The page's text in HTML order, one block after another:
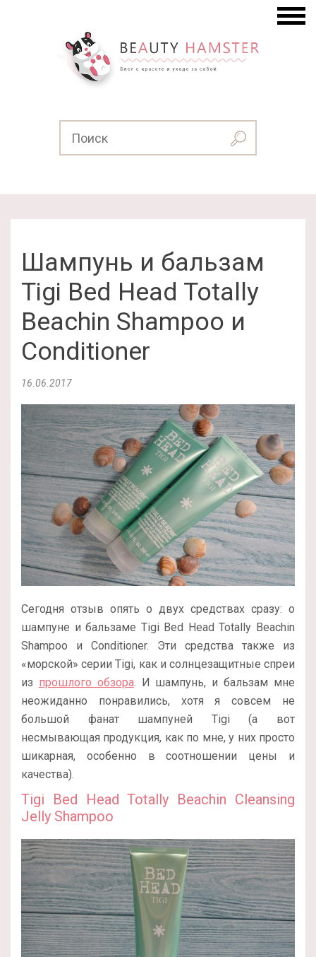
Шампунь и бальзам
Tigi Bed Head Totally
Beachin Shampoo и
Conditioner
16.06.2017
Сегодня отзыв опять о двух средствах сразу: о
шампуне и бальзаме Tigi Bed Head Totally Beachin
Shampoo и Conditioner. Эти средства также из
«морской» серии Tigi, как и солнцезащитные спреи
из прошлого обзора. И шампунь, и бальзам мне
неожиданно понравились, хотя я совсем не
большой фанат шампуней Tigi (а вот
несмывающая продукция, как по мне, у них просто
шикарная, особенно в соотношении цены и
качества).
Tigi Bed Head Totally Beachin Cleansing
Jelly Shampoo